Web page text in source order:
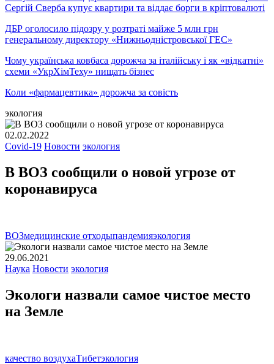
Сергій Сверба купує квартири та віддає борги в кріптовалюті
ДБР оголосило підозру у розтраті майже 5 млн грн
генеральному директору «Нижньодністровської ГЕС»
Чому українська ковбаса дорожча за італійську і як «відкатні»
схеми «УкрХімТеху» нищать бізнес
Коли «фармацевтика» дорожча за совість
экология
02.02.2022
Covid-19 Новости экология
В ВОЗ сообщили о новой угрозе от
коронавируса
ВОЗмедицинские отходыпандемияэкология
29.06.2021
Наука Новости экология
Экологи назвали самое чистое место
на Земле
качество воздухаТибетэкология